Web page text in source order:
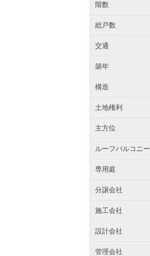
階数
総戸数
交通
築年
構造
土地権利
主方位
ルーフバルコニー
専用庭
分譲会社
施工会社
設計会社
管理会社